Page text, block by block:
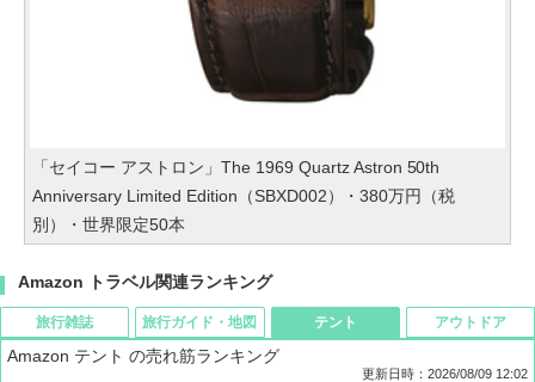
「セイコー アストロン」The 1969 Quartz Astron 50th
Anniversary Limited Edition（SBXD002）・380万円（税
別）・世界限定50本
Amazon トラベル関連ランキング
旅行雑誌 旅行ガイド・地図 テント
Amazon テント の売れ筋ランキング
更新日時：2026/08/09 12:02
アウトドア